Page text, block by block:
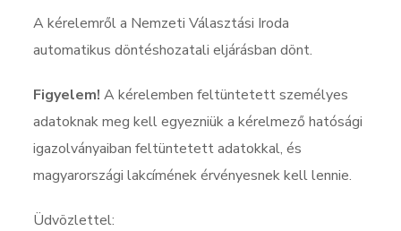
A kérelemről a Nemzeti Választási Iroda
automatikus döntéshozatali eljárásban dönt.
Figyelem! A kérelemben feltüntetett személyes
adatoknak meg kell egyezniük a kérelmező hatósági
igazolványaiban feltüntetett adatokkal, és
magyarországi lakcímének érvényesnek kell lennie.
Üdvözlettel: